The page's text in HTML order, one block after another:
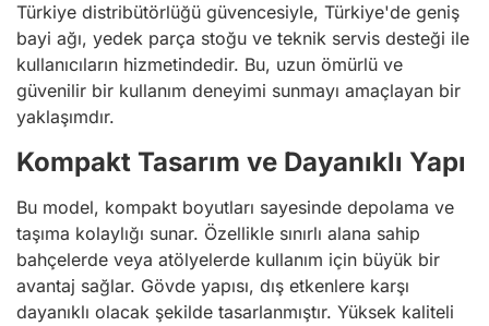
Türkiye distribütörlüğü güvencesiyle, Türkiye'de geniş
bayi ağı, yedek parça stoğu ve teknik servis desteği ile
kullanıcıların hizmetindedir. Bu, uzun ömürlü ve
güvenilir bir kullanım deneyimi sunmayı amaçlayan bir
yaklaşımdır.
Kompakt Tasarım ve Dayanıklı Yapı
Bu model, kompakt boyutları sayesinde depolama ve
taşıma kolaylığı sunar. Özellikle sınırlı alana sahip
bahçelerde veya atölyelerde kullanım için büyük bir
avantaj sağlar. Gövde yapısı, dış etkenlere karşı
dayanıklı olacak şekilde tasarlanmıştır. Yüksek kaliteli